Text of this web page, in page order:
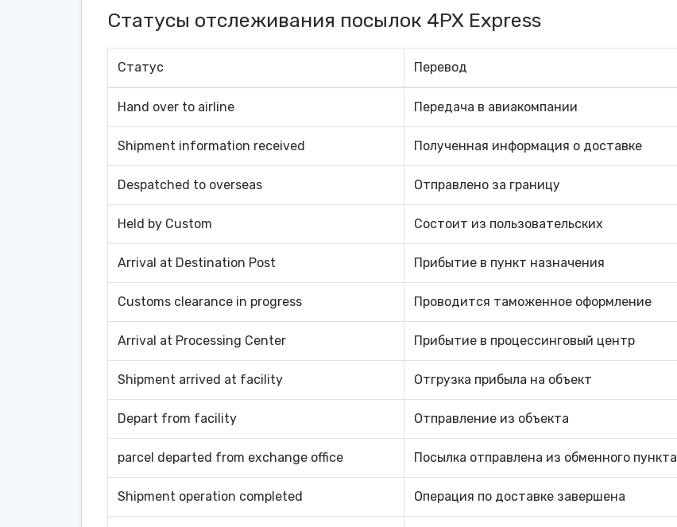
Статусы отслеживания посылок 4PX Express
Статус Перевод
Hand over to airline Передача в авиакомпании
Shipment information received Полученная информация о доставке
Despatched to overseas Отправлено за границу
Held by Custom Состоит из пользовательских
Arrival at Destination Post Прибытие в пункт назначения
Customs clearance in progress Проводится таможенное оформление
Arrival at Processing Center Прибытие в процессинговый центр
Shipment arrived at facility Отгрузка прибыла на объект
Depart from facility Отправление из объекта
parcel departed from exchange office Посылка отправлена ​​из обменного пункта
Shipment operation completed Операция по доставке завершена